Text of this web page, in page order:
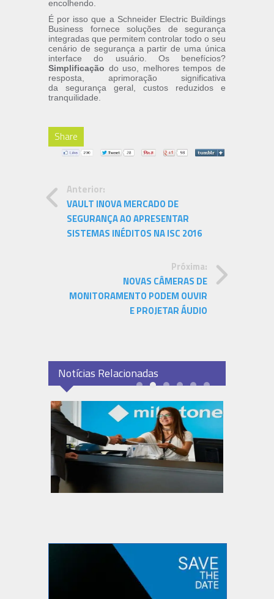
encolhendo.
É por isso que a Schneider Electric Buildings
Business fornece soluções de segurança
integradas que permitem controlar todo o seu
cenário de segurança a partir de uma única
interface do usuário. Os benefícios?
Simplificação do uso, melhores tempos de
resposta, aprimoração significativa
da segurança geral, custos reduzidos e
tranquilidade.
Share
Anterior:
VAULT INOVA MERCADO DE
SEGURANÇA AO APRESENTAR
SISTEMAS INÉDITOS NA ISC 2016
Próxima:
NOVAS CÂMERAS DE
MONITORAMENTO PODEM OUVIR
E PROJETAR ÁUDIO
Notícias Relacionadas